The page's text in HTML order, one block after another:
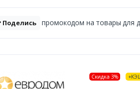
Поделись промокодом на товары для
Скидка 3%